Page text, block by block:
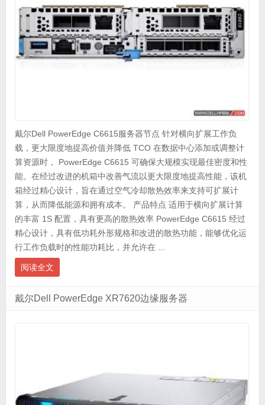
戴尔Dell PowerEdge C6615服务器节点 针对横向扩展工作负
载，更大限度地提高价值并降低 TCO 在数据中心添加或调整计
算资源时， PowerEdge C6615 可确保大规模实现最佳密度和性
能。在经过改进的机箱中改善气流以更大限度地提高性能，该机
箱经过精心设计，旨在通过空气冷却散热效率来支持可扩展计
算，从而降低能源和拥有成本。 产品特点 适用于横向扩展计算
的丰富 1S 配置，具有更高的散热效率 PowerEdge C6615 经过
精心设计，具有低功耗外形规格和改进的散热功能，能够优化运
行工作负载时的性能功耗比，并允许在 ...
阅读全文
戴尔Dell PowerEdge XR7620边缘服务器